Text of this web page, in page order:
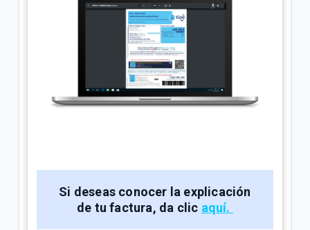
Si deseas conocer la explicación
de tu factura, da clic aquí.